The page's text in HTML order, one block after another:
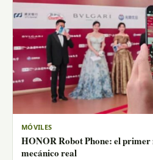
MÓVILES
HONOR Robot Phone: el
mecánico real